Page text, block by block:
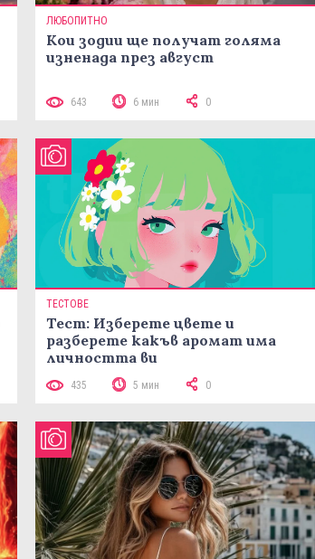
ЛЮБОПИТНО
Кои зодии ще получат голяма
изненада през август
643 6 мин 0
ТЕСТОВЕ
Тест: Изберете цвете и
разберете какъв аромат има
личността ви
435 5 мин 0